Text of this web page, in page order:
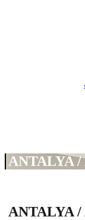
ANTALYA
ANTALYA